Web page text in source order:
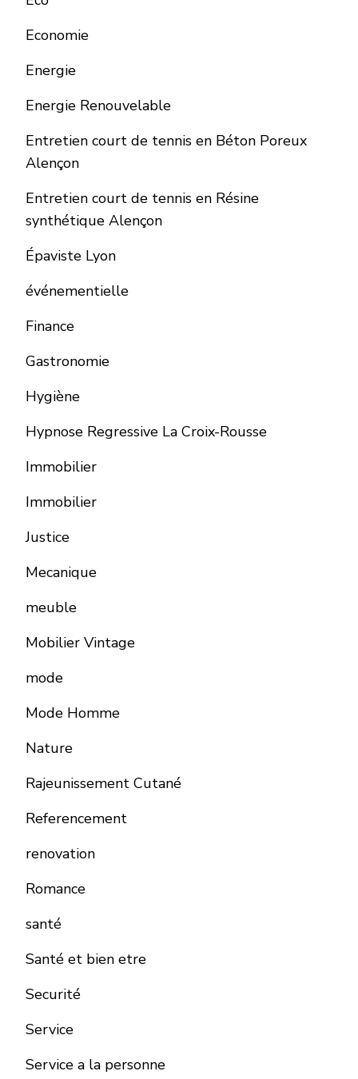
Economie
Energie
Energie Renouvelable
Entretien court de tennis en Béton Poreux
Alençon
Entretien court de tennis en Résine
synthétique Alençon
Épaviste Lyon
événementielle
Finance
Gastronomie
Hygiène
Hypnose Regressive La Croix-Rousse
Immobilier
Immobilier
Justice
Mecanique
meuble
Mobilier Vintage
mode
Mode Homme
Nature
Rajeunissement Cutané
Referencement
renovation
Romance
santé
Santé et bien etre
Securité
Service
Service a la personne